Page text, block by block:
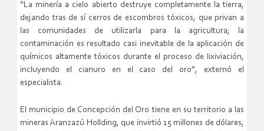
“La minería a cielo abierto destruye completamente la tierra,
dejando tras de sí cerros de escombros tóxicos, que privan a
las comunidades de utilizarla para la agricultura; la
contaminación es resultado casi inevitable de la aplicación de
químicos altamente tóxicos durante el proceso de lixiviación,
incluyendo el cianuro en el caso del oro”, externó el
especialista.
El municipio de Concepción del Oro tiene en su territorio a las
mineras Aranzazú Hollding, que invirtió 15 millones de dólares,